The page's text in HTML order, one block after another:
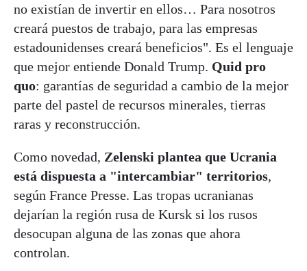
no existían de invertir en ellos… Para nosotros
creará puestos de trabajo, para las empresas
estadounidenses creará beneficios". Es el lenguaje
que mejor entiende Donald Trump. Quid pro
quo: garantías de seguridad a cambio de la mejor
parte del pastel de recursos minerales, tierras
raras y reconstrucción.
Como novedad, Zelenski plantea que Ucrania
está dispuesta a "intercambiar" territorios,
según France Presse. Las tropas ucranianas
dejarían la región rusa de Kursk si los rusos
desocupan alguna de las zonas que ahora
controlan.